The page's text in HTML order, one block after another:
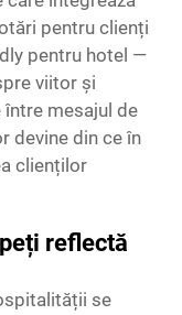
pentru clienți
pentru hotel —
viitor și
mesajul de
devine din ce în
clienților
reflectă
se